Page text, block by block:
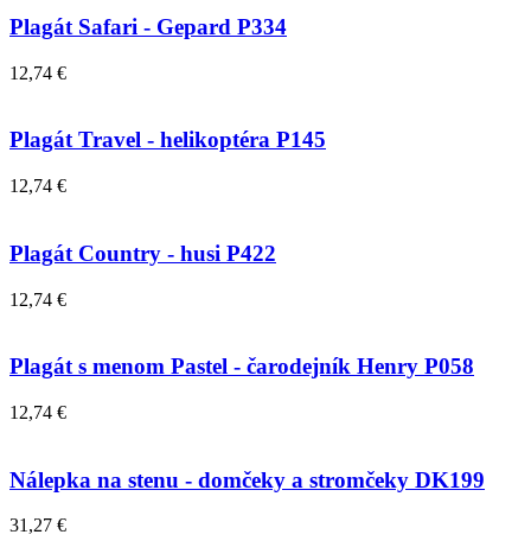
Plagát Safari - Gepard P334
12,74 €
Plagát Travel - helikoptéra P145
12,74 €
Plagát Country - husi P422
12,74 €
Plagát s menom Pastel - čarodejník Henry P058
12,74 €
Nálepka na stenu - domčeky a stromčeky DK199
31,27 €